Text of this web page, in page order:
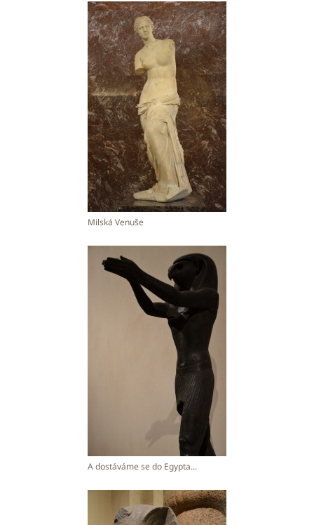
Milská Venuše
A dostáváme se do Egypta...